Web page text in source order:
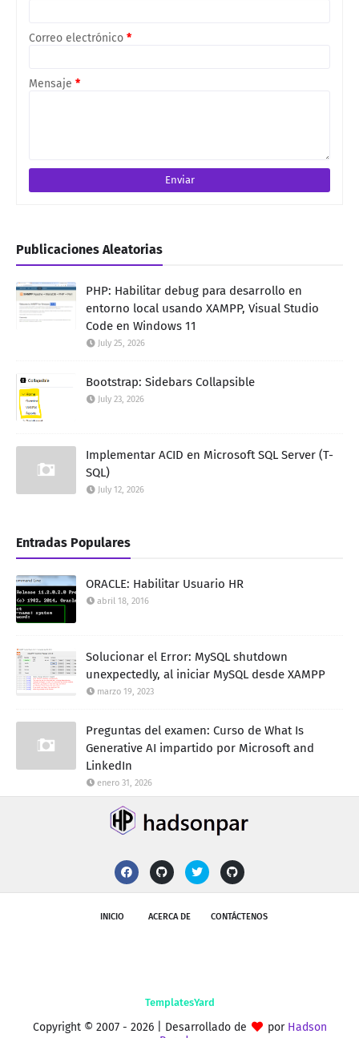
Correo electrónico *
Mensaje *
Publicaciones Aleatorias
PHP: Habilitar debug para desarrollo en
entorno local usando XAMPP, Visual Studio
Code en Windows 11
July 25, 2026
Bootstrap: Sidebars Collapsible
July 23, 2026
Implementar ACID en Microsoft SQL Server (T-
SQL)
July 12, 2026
Entradas Populares
ORACLE: Habilitar Usuario HR
abril 18, 2016
Solucionar el Error: MySQL shutdown
unexpectedly, al iniciar MySQL desde XAMPP
marzo 19, 2023
Preguntas del examen: Curso de What Is
Generative AI impartido por Microsoft and
LinkedIn
enero 31, 2026
INICIO ACERCA DE CONTÁCTENOS
Copyright © 2007 - 2026 | Desarrollado de por Hadson